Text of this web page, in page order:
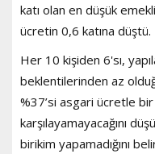
katı olan en düşük
ücretin 0,6 katına düştü.
Her 10 kişiden 6'sı,
beklentilerinden az
%37’si asgari ücretle bir
karşılayamayacağını
birikim yapamadığını